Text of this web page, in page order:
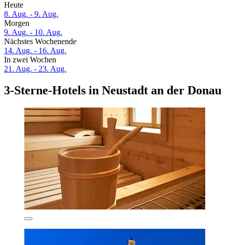
Heute
8. Aug. - 9. Aug.
Morgen
9. Aug. - 10. Aug.
Nächstes Wochenende
14. Aug. - 16. Aug.
In zwei Wochen
21. Aug. - 23. Aug.
3-Sterne-Hotels in Neustadt an der Donau